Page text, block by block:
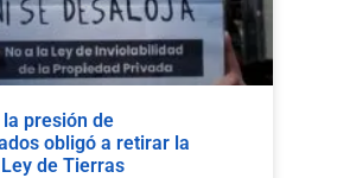
presión de
obligó a retirar la
de Tierras